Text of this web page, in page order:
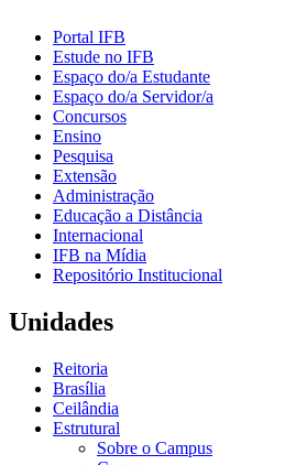
Portal IFB
Estude no IFB
Espaço do/a Estudante
Espaço do/a Servidor/a
Concursos
Ensino
Pesquisa
Extensão
Administração
Educação a Distância
Internacional
IFB na Mídia
Repositório Institucional
Unidades
Reitoria
Brasília
Ceilândia
Estrutural
Sobre o Campus